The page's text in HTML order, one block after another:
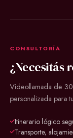
CONSULTORÍA
¿Necesitás
Videollamada de 30
personalizada para
Itinerario lógico
Transporte,